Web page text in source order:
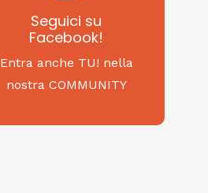
Seguici su
Facebook!
Entra anche TU! nella
nostra COMMUNITY
SAGRITALY
Feste, cibi e tradizioni
da Nord a Sud...